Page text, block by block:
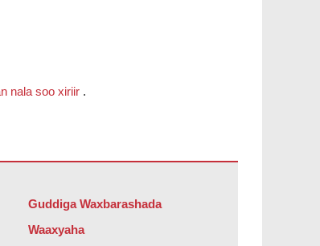
nala soo xiriir.
Guddiga Waxbarashada
Waaxyaha